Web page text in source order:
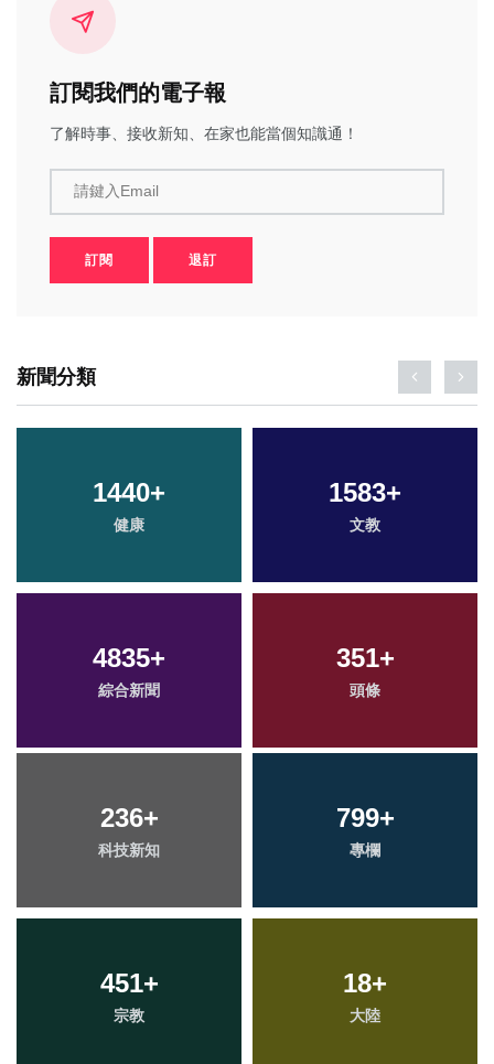
訂閱我們的電子報
了解時事、接收新知、在家也能當個知識通！
請鍵入Email
訂閱 退訂
新聞分類
1440+
健康
1583+
文教
4835+
綜合新聞
351+
頭條
236+
科技新知
799+
專欄
451+
宗教
18+
大陸